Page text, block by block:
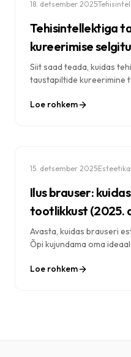
18. detsember 2025·
Tehisintellektiga
kureerimise
valib teie
Siit saad teada, kuidas
taustapiltide kureerimine
see pakub isikupärastatud
Loe rohkem
15. detsember 2025·Esteetika·
Ilus brauser:
tootlikkust (2025.
Avasta, kuidas brauseri
Õpi kujundama oma
keskendumisvõimet ja
Loe rohkem